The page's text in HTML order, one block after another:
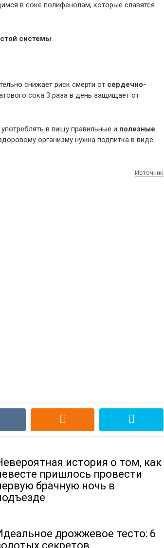
в соке полифенолам, которые славятся
системы
снижает риск смерти от сердечно-
сока 3 раза в день защищает от
в пищу правильные и полезные
организму нужна подпитка в виде
Источник
история о том, как
пришлось провести
брачную ночь в
дрожжевое тесто: 6
секретов